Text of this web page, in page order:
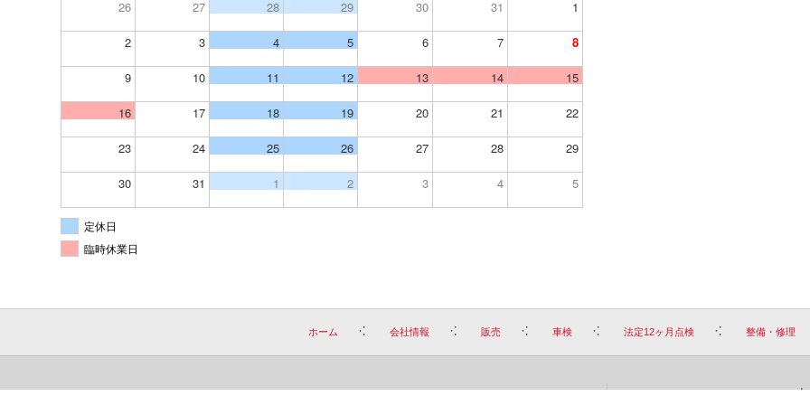
26 27 28 29 30 31 1
2 3 4 5 6 7 8
9 10 11 12 13 14 15
16 17 18 19 20 21 22
23 24 25 26 27 28 29
30 31 1 2 3 4 5
定休日
臨時休業日
ホーム 会社情報 販売 車検 法定12ヶ月点検 整備・修理